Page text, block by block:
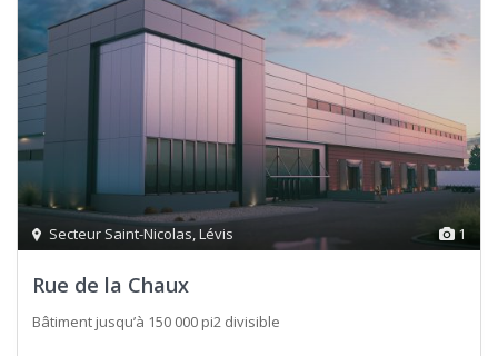
1
Secteur Saint-Nicolas,Lévis
Rue de la Chaux
Bâtiment jusqu’à 150 000 pi2 divisible